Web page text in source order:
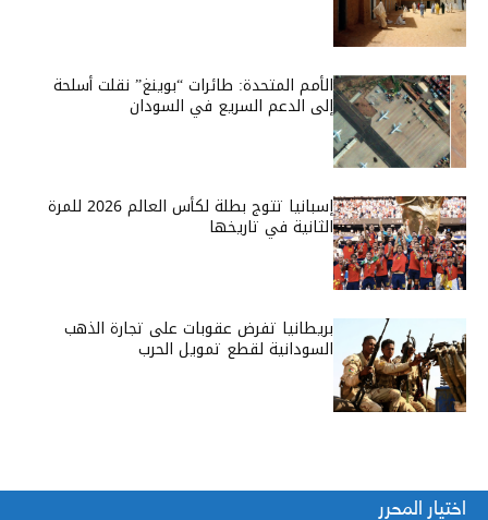
الأمم المتحدة: طائرات “بوينغ” نقلت أسلحة
إلى الدعم السريع في السودان
إسبانيا تتوج بطلة لكأس العالم 2026 للمرة
الثانية في تاريخها
بريطانيا تفرض عقوبات على تجارة الذهب
السودانية لقطع تمويل الحرب
اختيار المحرر